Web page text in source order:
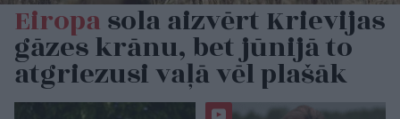
Eiropasola aizvērt Krievijas
gāzes krānu, bet jūnijā to
atgriezusi vaļā vēl plašāk